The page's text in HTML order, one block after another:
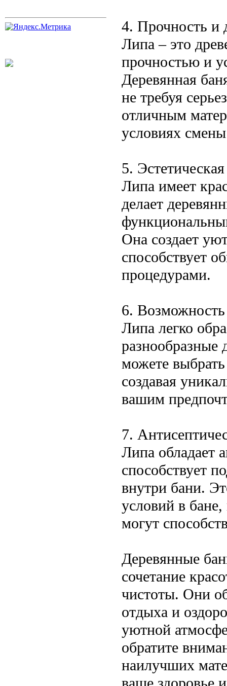
4. Прочность и
Липа – это
прочностью и
Деревянная
не требуя
отличным
условиях
5.
Липа имеет
делает
Она создает
способствует
процедурами.
6.
Липа легко
разнообразные
можете
создавая
вашим
7.
Липа обладает
способствует
внутри бани.
условий в
могут
Деревянные
сочетание
чистоты. Они
отдыха и
уютной
обратите
наилучших